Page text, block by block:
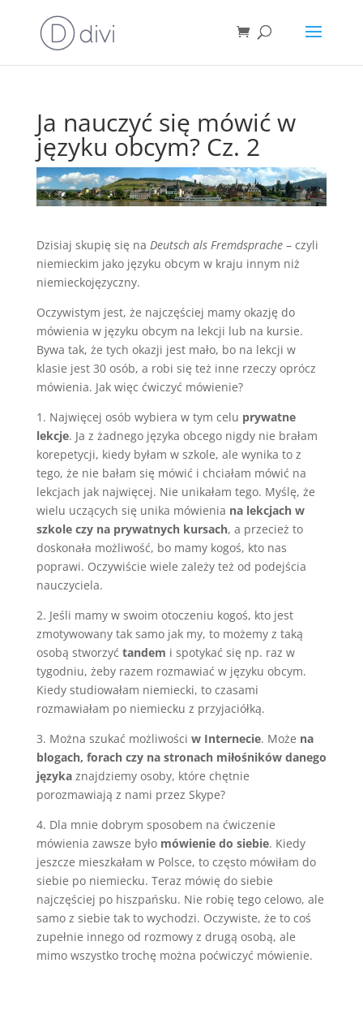
Ja nauczyć się mówić w
języku obcym? Cz. 2
Dzisiaj skupię się na Deutsch als Fremdsprache– czyli
niemieckim jako języku obcym w kraju innym niż
niemieckojęzyczny.
Oczywistym jest, że najczęściej mamy okazję do
mówienia w języku obcym na lekcji lub na kursie.
Bywa tak, że tych okazji jest mało, bo na lekcji w
klasie jest 30 osób, a robi się też inne rzeczy oprócz
mówienia. Jak więc ćwiczyć mówienie?
1. Najwięcej osób wybiera w tym celu prywatne
lekcje. Ja z żadnego języka obcego nigdy nie brałam
korepetycji, kiedy byłam w szkole, ale wynika to z
tego, że nie bałam się mówić i chciałam mówić na
lekcjach jak najwięcej. Nie unikałam tego. Myślę, że
wielu uczących się unika mówienia na lekcjach w
szkole czy na prywatnych kursach, a przecież to
doskonała możliwość, bo mamy kogoś, kto nas
poprawi. Oczywiście wiele zależy też od podejścia
nauczyciela.
2. Jeśli mamy w swoim otoczeniu kogoś, kto jest
zmotywowany tak samo jak my, to możemy z taką
osobą stworzyć tandem i spotykać się np. raz w
tygodniu, żeby razem rozmawiać w języku obcym.
Kiedy studiowałam niemiecki, to czasami
rozmawiałam po niemiecku z przyjaciółką.
3. Można szukać możliwości w Internecie. Może na
blogach, forach czy na stronach miłośników danego
językaznajdziemy osoby, które chętnie
porozmawiają z nami przez Skype?
4. Dla mnie dobrym sposobem na ćwiczenie
mówienia zawsze było mówienie do siebie. Kiedy
jeszcze mieszkałam w Polsce, to często mówiłam do
siebie po niemiecku. Teraz mówię do siebie
najczęściej po hiszpańsku. Nie robię tego celowo, ale
samo z siebie tak to wychodzi. Oczywiste, że to coś
zupełnie innego od rozmowy z drugą osobą, ale
mimo wszystko trochę można poćwiczyć mówienie.